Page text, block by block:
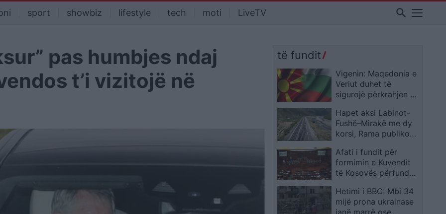
sport showbiz lifestyle tech moti LiveTV search
pas humbjes ndaj
t’i vizitojë në
të fundit
Vigenin: Maqedonia e
Veriut duhet të
sigurojë përkrahjen e
për anëtarësimin në
BE
Hapet aksi Labinot-
Fushë–Mirakë me dy
korsi, Rama publikon
punimet vazhdojnë
Afati i fundit për
formimin e Kuvendit
të Kosovës përfundon
Hetimi i BBC: Mbi 34
mijë prona ukrainase
janë marrë ose